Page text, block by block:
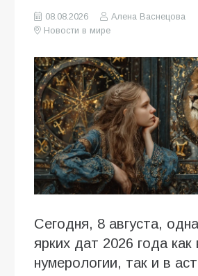
08.08.2026
Алена Васнецова
Новости в мире
Сегодня, 8 августа,
ярких дат 2026 года как
нумерологии, так и в